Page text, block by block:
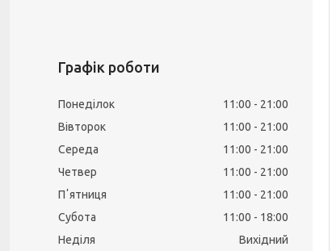
Графік роботи
Понеділок 11:00
21:00
Вівторок
11:00
21:00
Середа
11:00
21:00
Четвер
11:00
21:00
Пʼятниця
11:00
21:00
Субота
11:00
18:00
Неділя
Вихідний